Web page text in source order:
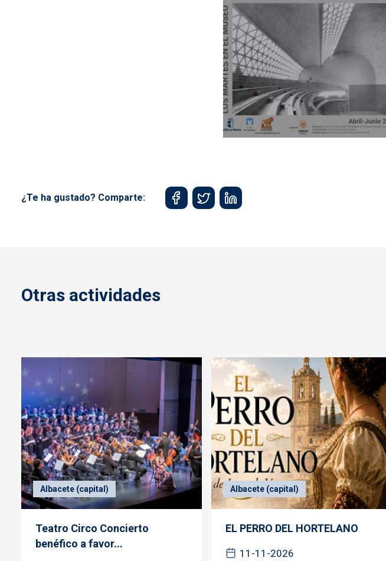
¿Te ha gustado? Comparte:
Otras actividades
Albacete (capital)
Teatro Circo Concierto
benéfico a favor...
Albacete (capital)
EL PERRO DEL HORTELANO
11-11-2026